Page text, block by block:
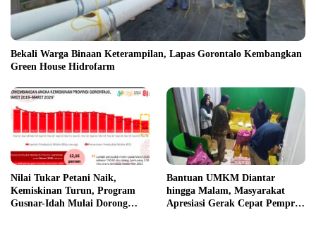
Bekali Warga Binaan Keterampilan, Lapas Gorontalo Kembangkan
Green House Hidrofarm
Nilai Tukar Petani Naik,
Kemiskinan Turun, Program
Gusnar-Idah Mulai Dorong
Bantuan UMKM Diantar
hingga Malam, Masyarakat
Apresiasi Gerak Cepat Pemprov